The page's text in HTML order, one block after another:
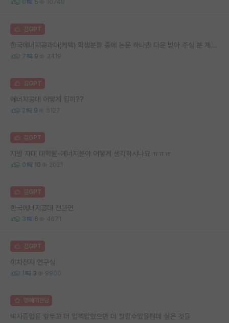
0 5 10749
김GPT
한국에너지공과대(케텍) 학생분들 중에 논문 하나만 다운 받아 주실 분 계실까요?
7 9 3419
김GPT
에너지공대 어떻게 될까??
2 9 5127
김GPT
지방 자대 대학원-에너지분야 어떻게 생각하시나요 ㅠㅠㅠ
0 10 2021
김GPT
한국에너지공대 전문연
3 6 4671
김GPT
이차전지 연구실
1 3 9900
명예의전당
박사졸업을 앞두고 더 일찍알았으면 더 잘할수있을텐데 싶은 것들